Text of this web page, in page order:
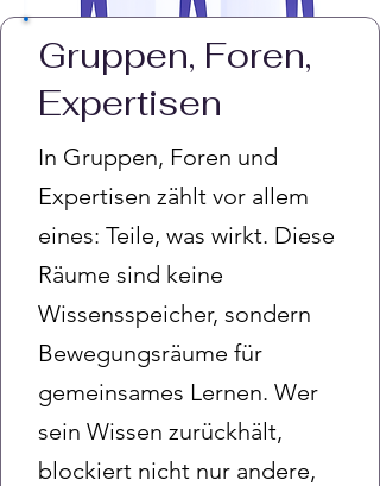
Gruppen, Foren,
Expertisen
In Gruppen, Foren und
Expertisen zählt vor allem
eines: Teile, was wirkt. Diese
Räume sind keine
Wissensspeicher, sondern
Bewegungsräume für
gemeinsames Lernen. Wer
sein Wissen zurückhält,
blockiert nicht nur andere,